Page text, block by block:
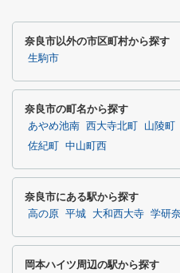
奈良市以外の市区町村から探す
生駒市
奈良市の町名から探す
あやめ池南 西大寺北町 山陵町
佐紀町
中山町西
奈良市にある駅から探す
高の原 平城 大和西大寺 学研
岡本ハイツ周辺の駅から探す